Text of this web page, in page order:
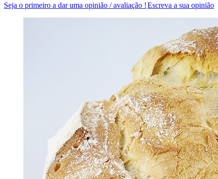
Escreva a sua opinião
Seja o primeiro a dar uma opinião / avaliação !